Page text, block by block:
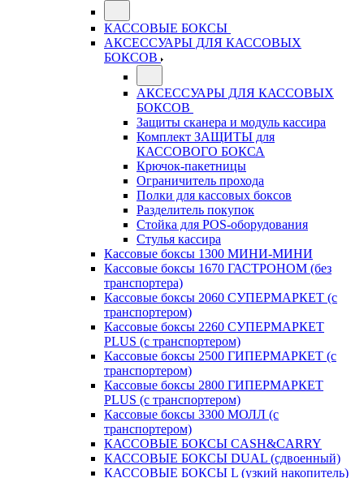
КАССОВЫЕ БОКСЫ
АКСЕССУАРЫ ДЛЯ КАССОВЫХ
БОКСОВ
АКСЕССУАРЫ ДЛЯ КАССОВЫХ
БОКСОВ
Защиты сканера и модуль кассира
Комплект ЗАЩИТЫ для
КАССОВОГО БОКСА
Крючок-пакетницы
Ограничитель прохода
Полки для кассовых боксов
Разделитель покупок
Стойка для POS-оборудования
Стулья кассира
Кассовые боксы 1300 МИНИ-МИНИ
Кассовые боксы 1670 ГАСТРОНОМ (без
транспортера)
Кассовые боксы 2060 СУПЕРМАРКЕТ (с
транспортером)
Кассовые боксы 2260 СУПЕРМАРКЕТ
PLUS (с транспортером)
Кассовые боксы 2500 ГИПЕРМАРКЕТ (с
транспортером)
Кассовые боксы 2800 ГИПЕРМАРКЕТ
PLUS (с транспортером)
Кассовые боксы 3300 МОЛЛ (с
транспортером)
КАССОВЫЕ БОКСЫ CASH&CARRY
КАССОВЫЕ БОКСЫ DUAL (сдвоенный)
КАССОВЫЕ БОКСЫ L (узкий накопитель)